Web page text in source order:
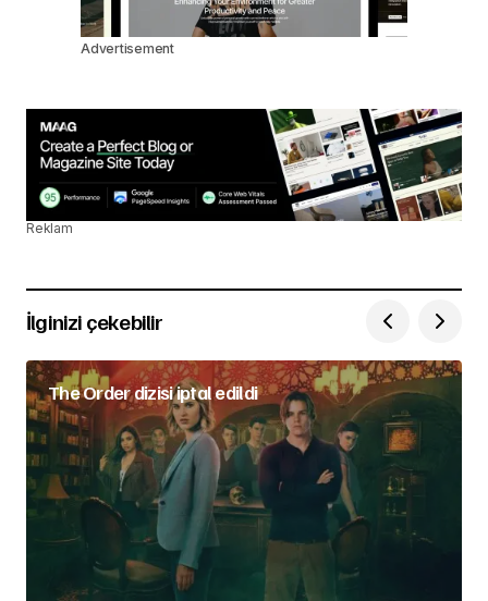
Advertisement
Reklam
İlginizi çekebilir
The Order dizisi iptal edildi